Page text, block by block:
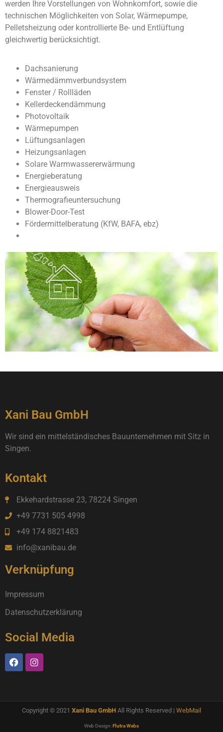
werden Ihre Vorstellungen von Wohnkomfort, sowie die
technischen Möglichkeiten von Solar, Wärmepumpe,
Pelletsheizung oder kontrollierte Be- und Entlüftung
gleichwertig berücksichtigt.
Dachsanierung
Wärmedämmverbundsystem
Fenster / Rollläden
Kellerdeckendämmung
Photovoltaik
Wärmepumpen
Lüftungsanlagen
Heizungsanlagen
Solare Warmwassererwärmung
Energieberatung
Energieausweis
Thermografieuntersuchung
Blower-Door-Test
Fördermittelberatung (KfW, BAFA, ebz)
Xani Bau GmbH
Wir sind ein mittelständisches Bauunternehmen mit Sitz in
Singen.
Kontakt
Ekkehardstrasse 23, 78224 Singen
+49 7731 505 4998
+49 174 8821483
info@xanibau.de
Verknüpfung
Impressum
Datenschutzerklärung
Social Media
Copyright © 2021 Xani Bau GmbH All Rights Reserved | WebMail
Web Design:Flutra Webs